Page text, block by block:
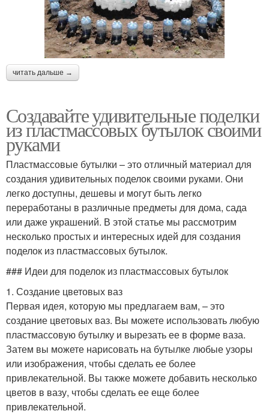
читать дальше →
Создавайте удивительные поделки
из пластмассовых бутылок своими
руками
Пластмассовые бутылки – это отличный материал для
создания удивительных поделок своими руками. Они
легко доступны, дешевы и могут быть легко
переработаны в различные предметы для дома, сада
или даже украшений. В этой статье мы рассмотрим
несколько простых и интересных идей для создания
поделок из пластмассовых бутылок.
### Идеи для поделок из пластмассовых бутылок
1. Создание цветовых ваз
Первая идея, которую мы предлагаем вам, – это
создание цветовых ваз. Вы можете использовать любую
пластмассовую бутылку и вырезать ее в форме ваза.
Затем вы можете нарисовать на бутылке любые узоры
или изображения, чтобы сделать ее более
привлекательной. Вы также можете добавить несколько
цветов в вазу, чтобы сделать ее еще более
привлекательной.